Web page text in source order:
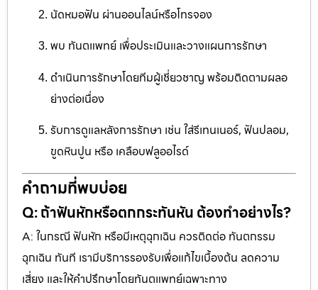
นัดหมอฟัน ผ่านออนไลน์หรือโทรจอง
พบ ทันตแพทย์ เพื่อประเมินและวางแผนการรักษา
ดำเนินการรักษาโดยทีมผู้เชี่ยวชาญ พร้อมติดตามผลอ
ย่างต่อเนื่อง
รับการดูแลหลังการรักษา เช่น ใส่รีเทนเนอร์, ฟันปลอม,
ขูดหินปูน หรือ เคลือบฟลูออไรด์
คำถามที่พบบ่อย
Q: ถ้าฟันหักหรือตกกระทันหัน ต้องทำอย่างไร?
A: ในกรณี ฟันหัก หรือมีเหตุฉุกเฉิน ควรติดต่อ ทันตกรรม
ฉุกเฉิน ทันที เรามีบริการรองรับเพื่อแก้ไขเบื้องต้น ลดความ
เสี่ยง และให้คำปรึกษาโดยทันตแพทย์เฉพาะทาง